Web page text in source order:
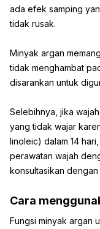
ada efek samping
tidak rusak.
Minyak argan
tidak menghambat
disarankan untuk
Selebihnya, jika
yang tidak wajar
linoleic) dalam 14
perawatan wajah
konsultasikan
Cara
Fungsi minyak argan